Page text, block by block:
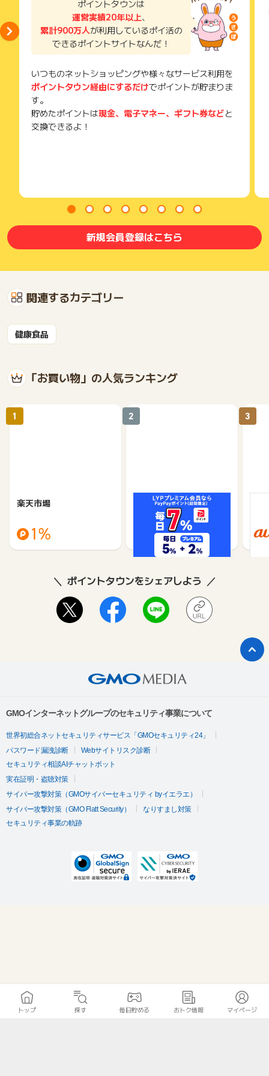
ポイントタウンは
運営実績20年以上、
累計900万人が利用しているポイ活の
できるポイントサイトなんだ！
いつものネットショッピングや様々なサービス利用を
ポイントタウン経由にするだけでポイントが貯まりま
す。
貯めたポイントは現金、電子マネー、ギフト券などと
交換できるよ！
新規会員登録はこちら
関連するカテゴリー
健康食品
「お買い物」の人気ランキング
楽天市場
1%
1
Yahoo!ショッピング
1%
2 3
ポイントタウンをシェアしよう
GMOインターネットグループのセキュリティ事業について
世界初総合ネットセキュリティサービス「GMOセキュリティ24」
パスワード漏洩診断
Webサイトリスク診断
セキュリティ相談AIチャットボット
実在証明・盗聴対策
サイバー攻撃対策（GMOサイバーセキュリティ byイエラエ）
サイバー攻撃対策（GMO Flatt Security）
なりすまし対策
セキュリティ事業の軌跡
トップ 探す 毎日貯める おトク情報 マイページ